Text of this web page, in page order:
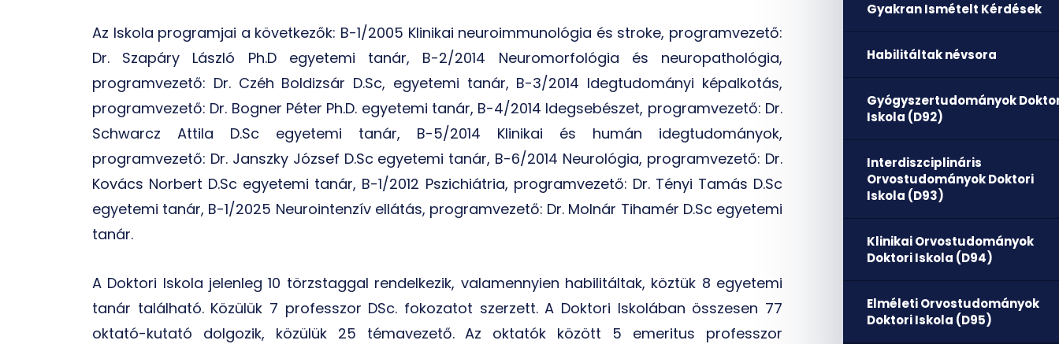
Az Iskola programjai a következők: B-1/2005 Klinikai neuroimmunológia és stroke, programvezető:
Dr. Szapáry László Ph.D egyetemi tanár, B-2/2014 Neuromorfológia és neuropathológia,
programvezető: Dr. Czéh Boldizsár D.Sc, egyetemi tanár, B-3/2014 Idegtudományi képalkotás,
programvezető: Dr. Bogner Péter Ph.D. egyetemi tanár, B-4/2014 Idegsebészet, programvezető: Dr.
Schwarcz Attila D.Sc egyetemi tanár, B-5/2014 Klinikai és humán idegtudományok,
programvezető: Dr. Janszky József D.Sc egyetemi tanár, B-6/2014 Neurológia, programvezető: Dr.
Kovács Norbert D.Sc egyetemi tanár, B-1/2012 Pszichiátria, programvezető: Dr. Tényi Tamás D.Sc
egyetemi tanár, B-1/2025 Neurointenzív ellátás, programvezető: Dr. Molnár Tihamér D.Sc egyetemi
tanár.
A Doktori Iskola jelenleg 10 törzstaggal rendelkezik, valamennyien habilitáltak, köztük 8 egyetemi
tanár található. Közülük 7 professzor DSc. fokozatot szerzett. A Doktori Iskolában összesen 77
oktató-kutató dolgozik, közülük 25 témavezető. Az oktatók között 5 emeritus professzor
Gyakran Ismételt Kérdések
Habilitáltak névsora
Gyógyszertudományok
Iskola (D92)
Interdiszciplináris
Orvostudományok Doktori
Iskola (D93)
Klinikai Orvostudományok
Doktori Iskola (D94)
Elméleti Orvostudományok
Doktori Iskola (D95)